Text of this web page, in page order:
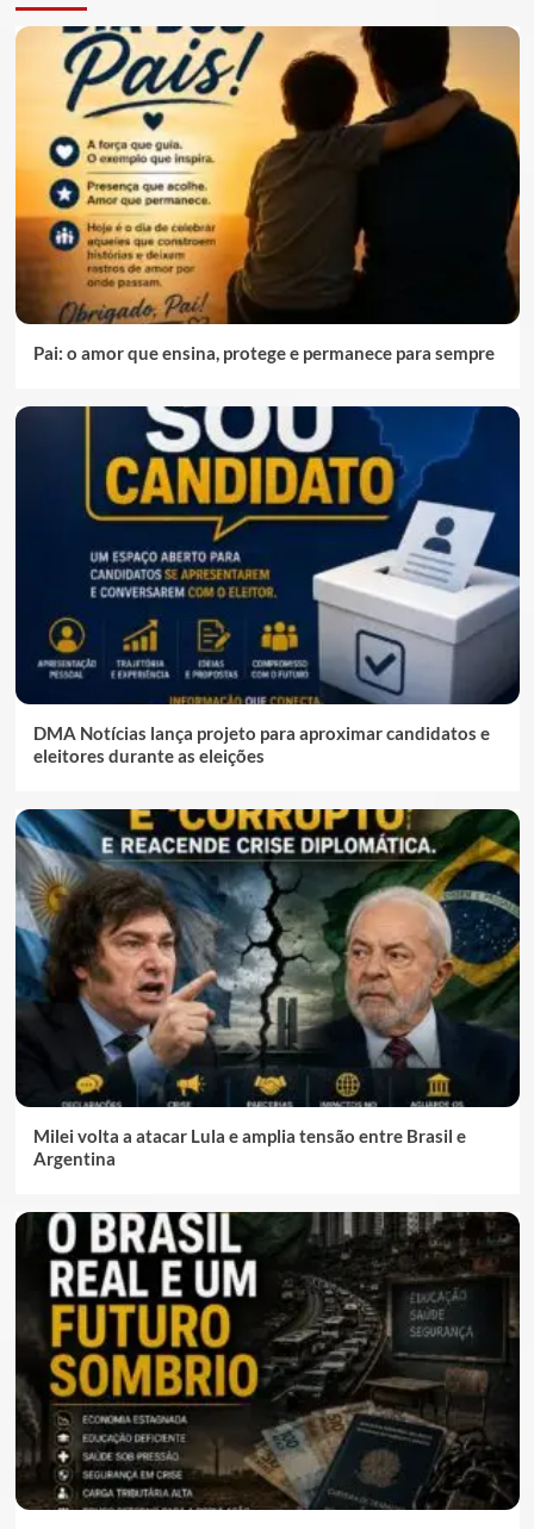
Pai: o amor que ensina, protege e permanece para sempre
DMA Notícias lança projeto para aproximar candidatos e
eleitores durante as eleições
Milei volta a atacar Lula e amplia tensão entre Brasil e
Argentina